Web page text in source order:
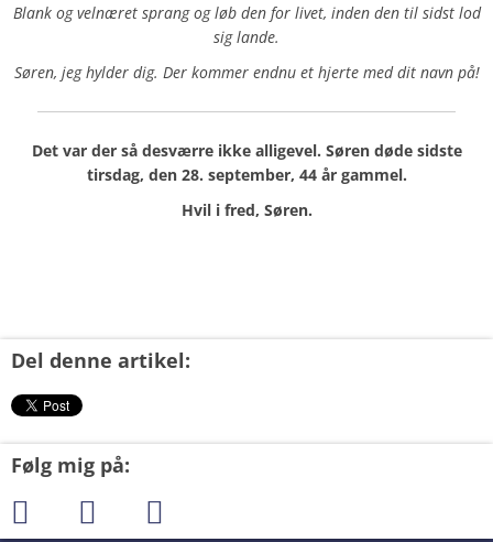
Blank og velnæret sprang og løb den for livet, inden den til sidst lod
sig lande.
Søren, jeg hylder dig. Der kommer endnu et hjerte med dit navn på!
Det var der så desværre ikke alligevel. Søren døde sidste
tirsdag, den 28. september, 44 år gammel.
Hvil i fred, Søren.
Del denne artikel:
Følg mig på: